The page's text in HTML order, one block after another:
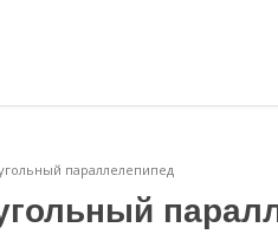
параллелепипед